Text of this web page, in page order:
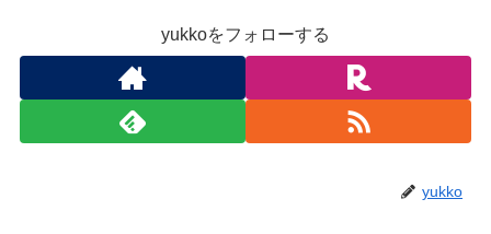
yukkoをフォローする
yukko